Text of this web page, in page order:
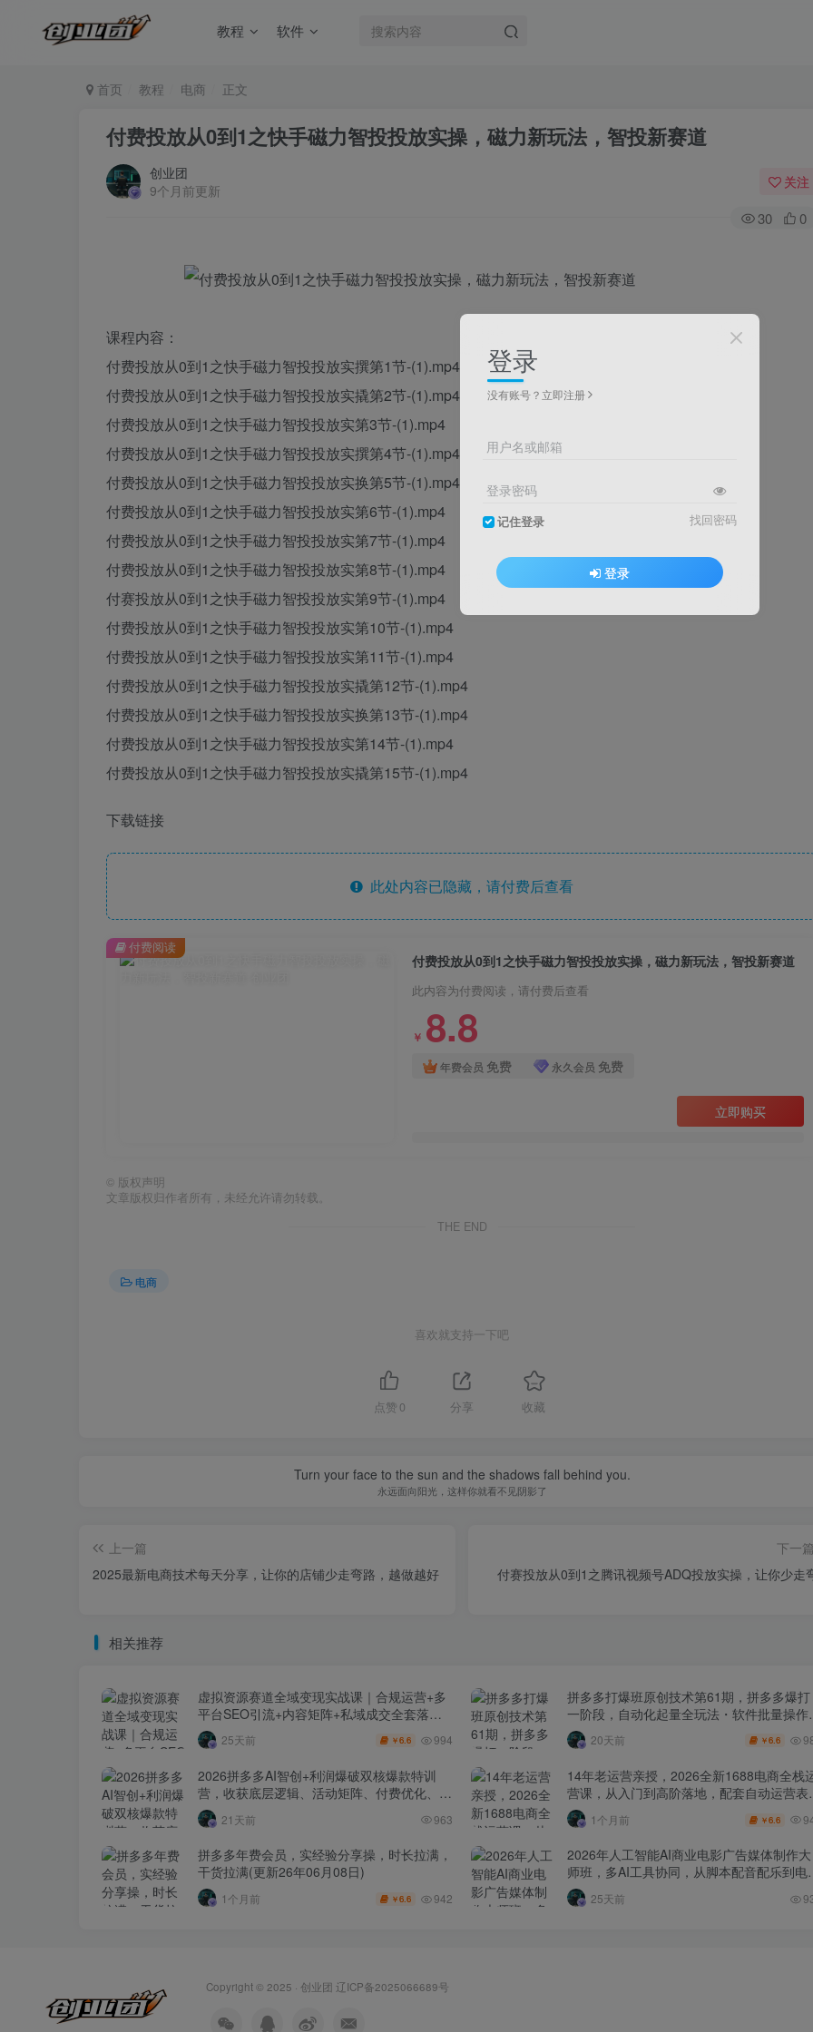
教程 软件
首页 教程 电商 正文
付费投放从0到1之快手磁力智投投放实操，磁力新玩法，智投新赛道
创业团
9个月前更新
关注
30 0
课程内容：
付费投放从0到1之快手磁力智投投放实撰第1节-(1).mp4
付费投放从0到1之快手磁力智投投放实撬第2节-(1).mp4
付费投放从0到1之快手磁力智投投放实第3节-(1).mp4
付费投放从0到1之快手磁力智投投放实撰第4节-(1).mp4
付费投放从0到1之快手磁力智投投放实换第5节-(1).mp4
付费投放从0到1之快手磁力智投投放实第6节-(1).mp4
付费投放从0到1之快手磁力智投投放实第7节-(1).mp4
付费投放从0到1之快手磁力智投投放实第8节-(1).mp4
付赛投放从0到1之快手磁力智投投放实第9节-(1).mp4
付费投放从0到1之快手磁力智投投放实第10节-(1).mp4
付费投放从0到1之快手磁力智投投放实第11节-(1).mp4
付费投放从0到1之快手磁力智投投放实撬第12节-(1).mp4
付费投放从0到1之快手磁力智投投放实换第13节-(1).mp4
付费投放从0到1之快手磁力智投投放实第14节-(1).mp4
付费投放从0到1之快手磁力智投投放实撬第15节-(1).mp4
下载链接
此处内容已隐藏，请付费后查看
付费投放从0到1之快手磁力智投投放实操，磁力新玩法，智投新赛道
此内容为付费阅读，请付费后查看
￥ 8.8
年费会员 免费 永久会员 免费
立即购买
付费阅读
© 版权声明
文章版权归作者所有，未经允许请勿转载。
THE END
电商
喜欢就支持一下吧
点赞 0 分享 收藏
Turn your face to the sun and the shadows fall behind you.
永远面向阳光，这样你就看不见阴影了
上一篇
2025最新电商技术每天分享，让你的店铺少走弯路，越做越好
下一
付赛投放从0到1之腾讯视频号ADQ投放实操，让你少走
相关推荐
虚拟资源赛道全域变现实战课｜合规运营+多
平台SEO引流+内容矩阵+私域成交全套落地
玩法
25天前 ￥6.6 994
拼多多打爆班原创技术第61期，拼多多爆打
一阶段，自动化起量全玩法・软件批量操作
投产优化・大促矩阵实战课
20天前 ￥6.6
2026拼多多AI智创+利润爆破双核爆款特训
营，收获底层逻辑、活动矩阵、付费优化、0-
1打爆SOP
21天前 963
14年老运营亲授，2026全新1688电商全栈
营课，从入门到高阶落地，配套自动运营表
+工具包+直播诊断等
1个月前 ￥6.6
拼多多年费会员，实经验分享操，时长拉满，
干货拉满(更新26年06月08日)
1个月前 ￥6.6 942
2026年人工智能AI商业电影广告媒体制作大
师班，多AI工具协同，从脚本配音配乐到电
级短片、品牌广告全流程实战（中英字幕）
25天前
Copyright © 2025 · 创业团 辽ICP备2025066689号
登录
没有账号？立即注册
用户名或邮箱
登录密码
记住登录 找回密码
登录